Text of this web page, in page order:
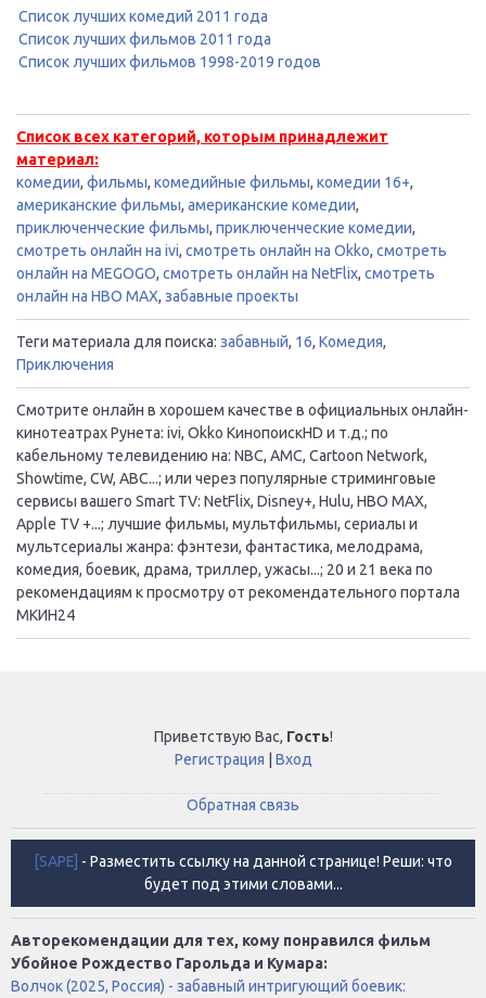
Список лучших комедий 2011 года
Список лучших фильмов 2011 года
Список лучших фильмов 1998-2019 годов
Список всех категорий, которым принадлежит
материал:
комедии, фильмы, комедийные фильмы, комедии 16+,
американские фильмы, американские комедии,
приключенческие фильмы, приключенческие комедии,
смотреть онлайн на ivi, смотреть онлайн на Okko, смотреть
онлайн на MEGOGO, смотреть онлайн на NetFlix, смотреть
онлайн на HBO MAX, забавные проекты
Теги материала для поиска: забавный, 16, Комедия,
Приключения
Смотрите онлайн в хорошем качестве в официальных онлайн-
кинотеатрах Рунета: ivi, Okko КинопоискHD и т.д.; по
кабельному телевидению на: NBC, AMC, Cartoon Network,
Showtime, CW, ABC...; или через популярные стриминговые
сервисы вашего Smart TV: NetFlix, Disney+, Hulu, HBO MAX,
Apple TV +...; лучшие фильмы, мультфильмы, сериалы и
мультсериалы жанра: фэнтези, фантастика, мелодрама,
комедия, боевик, драма, триллер, ужасы...; 20 и 21 века по
рекомендациям к просмотру от рекомендательного портала
МКИН24
Приветствую Вас, Гость!
Регистрация
Вход
Обратная связь
[SAPE] - Разместить ссылку на данной странице! Реши: что
будет под этими словами...
Авторекомендации для тех, кому понравился фильм
Убойное Рождество Гарольда и Кумара:
Волчок (2025, Россия) - забавный интригующий боевик: